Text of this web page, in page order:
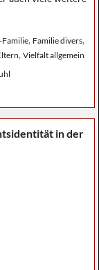
, Familie divers,
, Vielfalt allgemein